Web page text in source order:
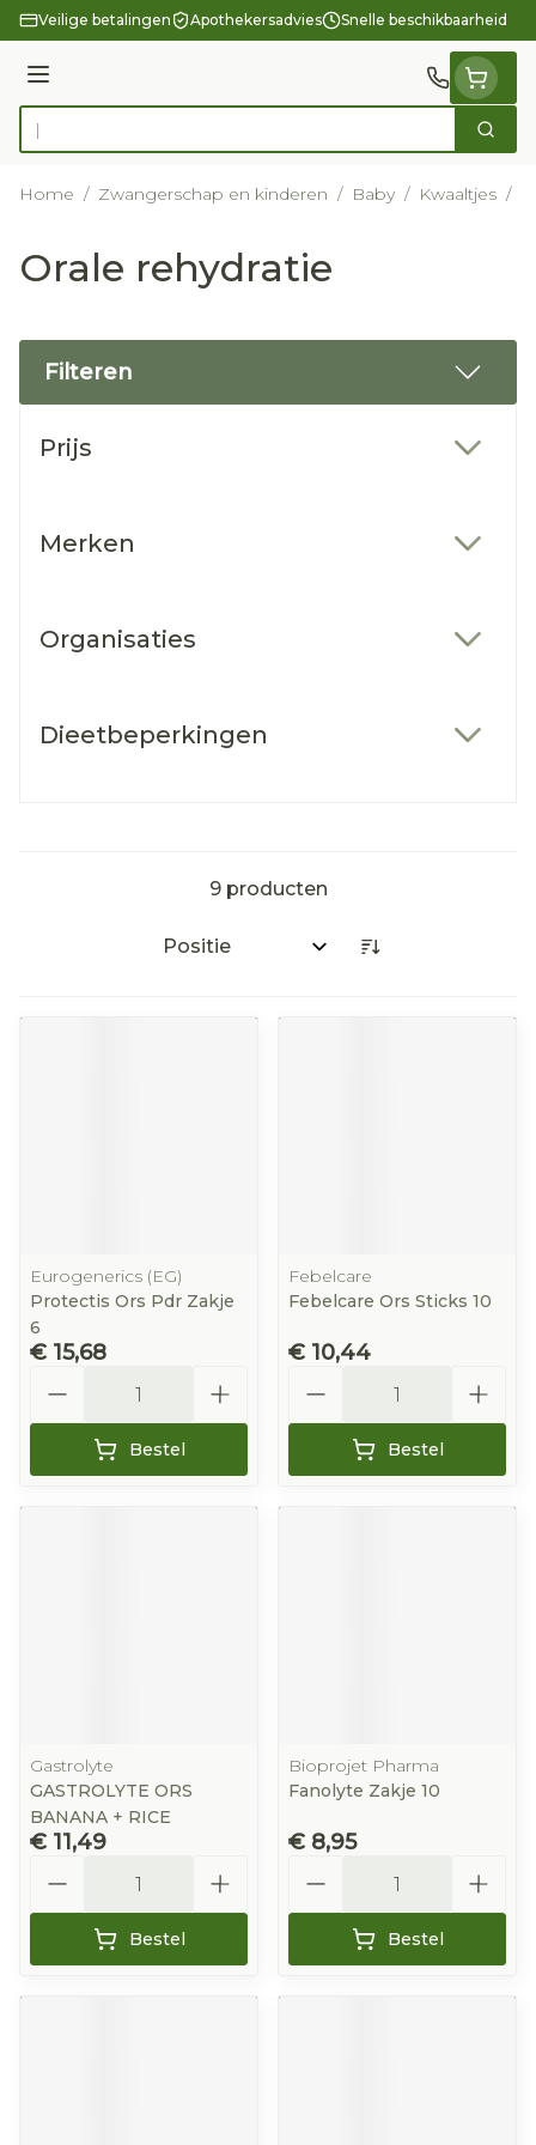
Ga naar de inhoud
Veilige betalingen Apothekersadvies Snelle beschikbaarheid
Menu
Product, merk, categorie... Zoek
Home / Zwangerschap en kinderen / Baby / Kwaaltjes /
Orale rehydratie
Filteren
Prijs
Merken
Organisaties
Dieetbeperkingen
9producten
Sorteer op:
Eurogenerics (EG)
Protectis Ors Pdr Zakje
6
€ 15,68
Bestel
Febelcare
Febelcare Ors Sticks 10
€ 10,44
Bestel
Gastrolyte
GASTROLYTE ORS
BANANA + RICE
€ 11,49
Bestel
Bioprojet Pharma
Fanolyte Zakje 10
€ 8,95
Bestel